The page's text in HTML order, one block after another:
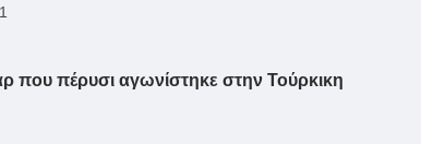
που πέρυσι αγωνίστηκε στην Τούρκικη